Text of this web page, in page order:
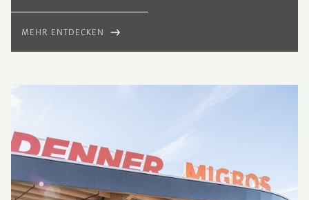
MEHR ENTDECKEN